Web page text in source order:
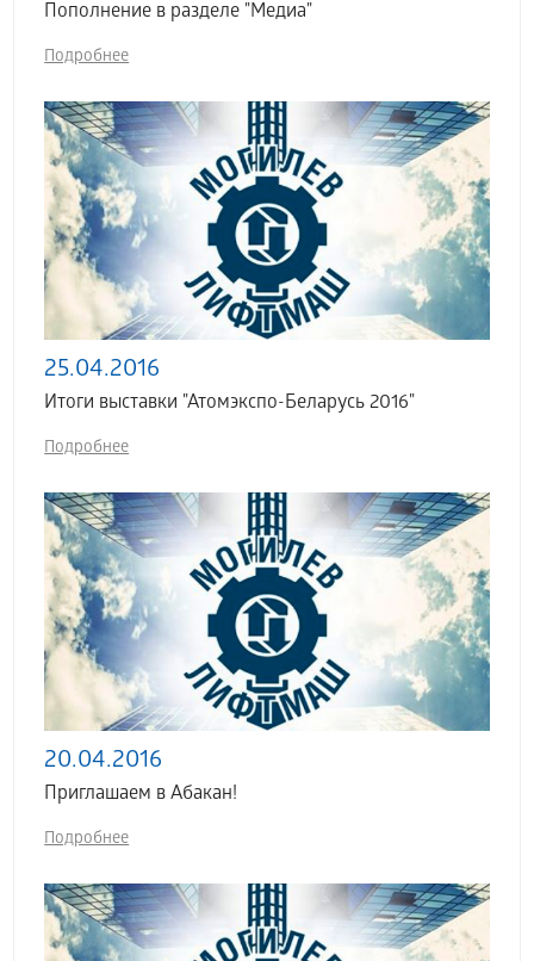
Пополнение в разделе "Медиа"
Подробнее
25.04.2016
Итоги выставки "Атомэкспо-Беларусь 2016"
Подробнее
20.04.2016
Приглашаем в Абакан!
Подробнее